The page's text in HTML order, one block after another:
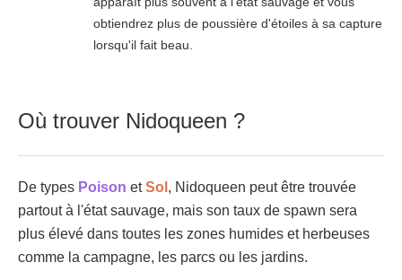
obtiendrez plus de poussière d'étoiles à sa capture
lorsqu'il fait beau.
Où trouver Nidoqueen ?
De types Poison etSol , Nidoqueen peut être trouvée
partout à l'état sauvage, mais son taux de spawn sera
plus élevé dans toutes les zones humides et herbeuses
comme la campagne, les parcs ou les jardins.